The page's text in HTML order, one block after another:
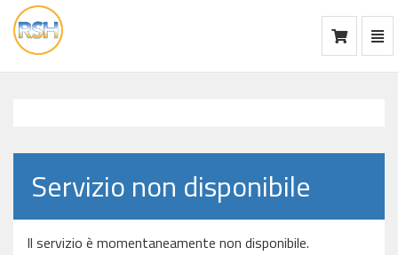
vai
alla
Servizio non disponibile
Il servizio è momentaneamente non disponibile.